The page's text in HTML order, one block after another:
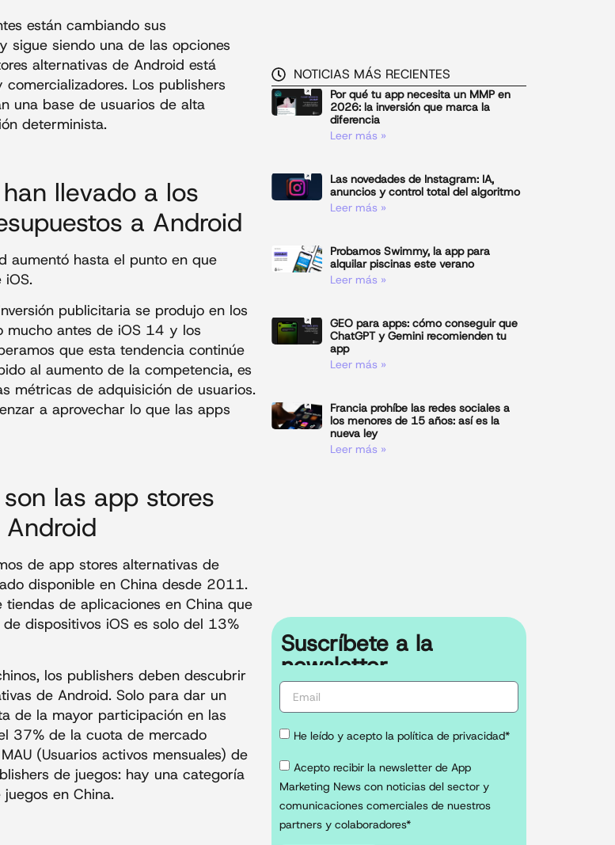
están cambiando sus
sigue siendo una de las opciones
alternativas de Android está
Los publishers
una base de usuarios de alta
determinista.
llevado a los
a Android
aumentó hasta el punto en que
publicitaria se produjo en los
mucho antes de iOS 14 y los
que esta tendencia continúe
al aumento de la competencia, es
métricas de adquisición de usuarios.
a aprovechar lo que las apps
las app stores
de app stores alternativas de
disponible en China desde 2011.
de aplicaciones en China que
dispositivos iOS es solo del 13%
los publishers deben descubrir
de Android. Solo para dar un
de la mayor participación en las
37% de la cuota de mercado
(Usuarios activos mensuales) de
de juegos: hay una categoría
en China.
NOTICIAS MÁS RECIENTES
Por qué tu app necesita un MMP en
2026: la inversión que marca la
diferencia
Leer más »
Las novedades de Instagram: IA,
anuncios y control total del algoritmo
Leer más »
Probamos Swimmy, la app para
alquilar piscinas este verano
Leer más »
GEO para apps: cómo conseguir que
ChatGPT y Gemini recomienden tu
app
Leer más »
Francia prohíbe las redes sociales a
los menores de 15 años: así es la
nueva ley
Leer más »
Suscríbete a la
newsletter
He leído y acepto la política de privacidad*
Acepto recibir la newsletter de App
Marketing News con noticias del sector y
comunicaciones comerciales de nuestros
partners y colaboradores*